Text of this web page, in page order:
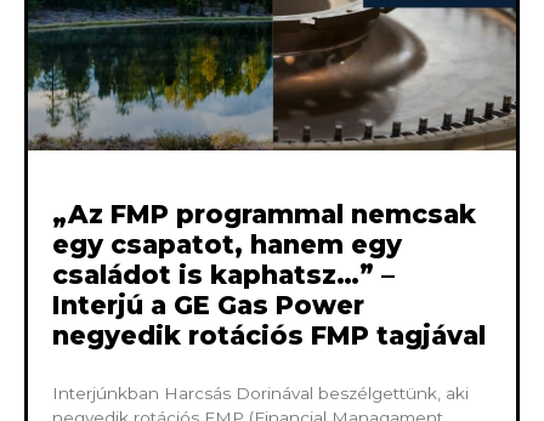
„Az FMP programmal nemcsak
egy csapatot, hanem egy
családot is kaphatsz…” –
Interjú a GE Gas Power
negyedik rotációs FMP tagjával
Interjúnkban Harcsás Dorinával beszélgettünk, aki